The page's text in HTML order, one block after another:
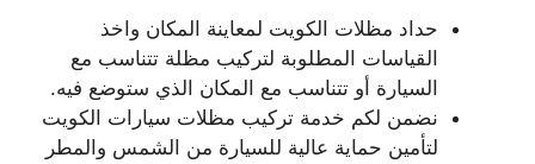
حداد مظلات الكويت لمعاينة المكان واخذ
القياسات المطلوبة لتركيب مظلة تتناسب مع
السيارة أو تتناسب مع المكان الذي ستوضع فيه.
نضمن لكم خدمة تركيب مظلات سيارات الكويت
لتأمين حماية عالية للسيارة من الشمس والمطر